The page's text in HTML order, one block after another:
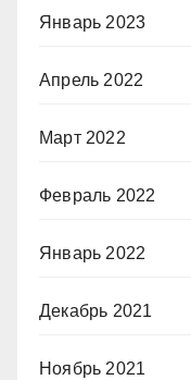
Январь 2023
Апрель 2022
Март 2022
Февраль 2022
Январь 2022
Декабрь 2021
Ноябрь 2021